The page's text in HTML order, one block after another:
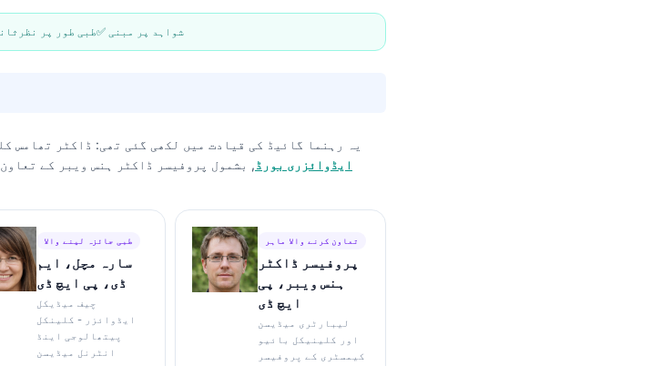
🩺 طبی طور پر ✅ شواہد پر مبنی
یہ رہنما گائیڈ کی قیادت میں لکھی گئی تھی: ڈاکٹر تھامس
ایڈوائزری بورڈ, بشمول پروفیسر ڈاکٹر ہنس ویبر کے
طبی جائزہ لینے والا
سارہ مچل، ایم
ڈی، پی ایچ ڈی
چیف میڈیکل
ایڈوائزر - کلینکل
پیتھالوجی اینڈ
انٹرنل میڈیسن
تعاون کرنے والا ماہر
پروفیسر ڈاکٹر
ہنس ویبر، پی
ایچ ڈی
لیبارٹری میڈیسن
اور کلینیکل بائیو
کیمسٹری کے پروفیسر